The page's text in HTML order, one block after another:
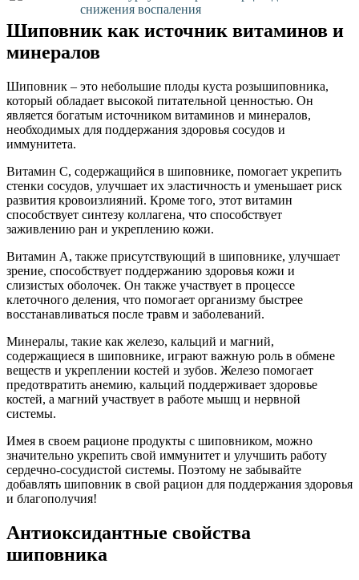
снижения воспаления
Шиповник как источник витаминов и
минералов
Шиповник – это небольшие плоды куста розышиповника,
который обладает высокой питательной ценностью. Он
является богатым источником витаминов и минералов,
необходимых для поддержания здоровья сосудов и
иммунитета.
Витамин С, содержащийся в шиповнике, помогает укрепить
стенки сосудов, улучшает их эластичность и уменьшает риск
развития кровоизлияний. Кроме того, этот витамин
способствует синтезу коллагена, что способствует
заживлению ран и укреплению кожи.
Витамин А, также присутствующий в шиповнике, улучшает
зрение, способствует поддержанию здоровья кожи и
слизистых оболочек. Он также участвует в процессе
клеточного деления, что помогает организму быстрее
восстанавливаться после травм и заболеваний.
Минералы, такие как железо, кальций и магний,
содержащиеся в шиповнике, играют важную роль в обмене
веществ и укреплении костей и зубов. Железо помогает
предотвратить анемию, кальций поддерживает здоровье
костей, а магний участвует в работе мышц и нервной
системы.
Имея в своем рационе продукты с шиповником, можно
значительно укрепить свой иммунитет и улучшить работу
сердечно-сосудистой системы. Поэтому не забывайте
добавлять шиповник в свой рацион для поддержания здоровья
и благополучия!
Антиоксидантные свойства
шиповника